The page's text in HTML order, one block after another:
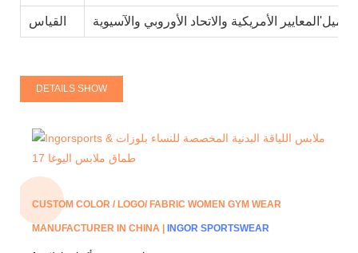
DETAILS SHOW
CUSTOM COLOR / LOGO/ FABRIC WOMEN GYM WEAR
MANUFACTURER IN CHINA | INGOR SPORTSWEAR